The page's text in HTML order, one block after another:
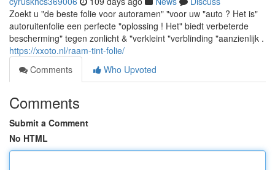
Zoekt u "de beste folie voor autoramen" "voor uw "auto ? Het is"
autoruitenfolie een perfecte "oplossing ! Het" biedt verbeterde
bescherming" tegen zonlicht & "verkleint "verblinding "aanzienlijk .
https://xxoto.nl/raam-tint-folie/
Comments
Who Upvoted
Comments
Submit a Comment
No HTML